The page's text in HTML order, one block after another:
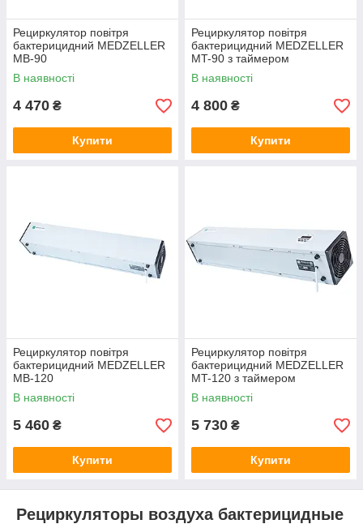
Рециркулятор повітря
бактерицидний MEDZELLER
MB-90
В наявності
4 470 ₴
Купити
Рециркулятор повітря
бактерицидний MEDZELLER
MT-90 з таймером
В наявності
4 800 ₴
Купити
Рециркулятор повітря
бактерицидний MEDZELLER
MB-120
В наявності
5 460 ₴
Купити
Рециркулятор повітря
бактерицидний MEDZELLER
MT-120 з таймером
В наявності
5 730 ₴
Купити
Рециркуляторы воздуха бактерицидные